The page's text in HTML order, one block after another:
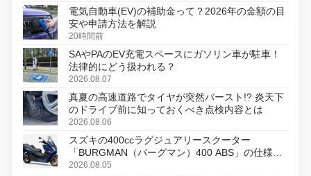
電気自動車(EV)の補助金って？2026年の金額の目
安や申請方法を解説
20時間前
SAやPAのEV充電スペースにガソリン車が駐車！
法律的にどう扱われる？
2026.08.07
真夏の高速道路でタイヤが突然バースト!? 炎天下
のドライブ前に知っておくべき点検内容とは
2026.08.06
スズキの400ccラグジュアリースクーター
「BURGMAN（バーグマン）400 ABS」の仕様を
変更し、8月18日に発売
2026.08.05